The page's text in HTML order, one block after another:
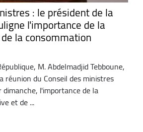
: le président de la
l'importance de la
la consommation
M. Abdelmadjid Tebboune,
réunion du Conseil des ministres
l'importance de la
et de ...